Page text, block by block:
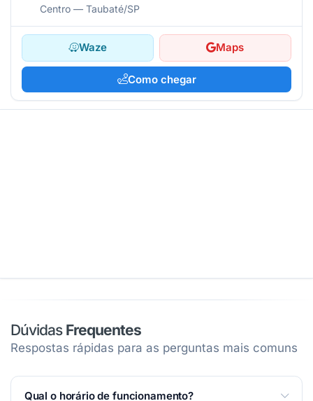
Centro — Taubaté/SP
Waze Maps
Como chegar
Dúvidas Frequentes
Respostas rápidas para as perguntas mais comuns
Qual o horário de funcionamento?